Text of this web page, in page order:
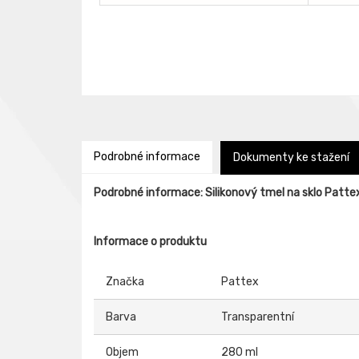
Podrobné informace Dokumenty ke stažení
Podrobné informace: Silikonový tmel na sklo
Informace o produktu
Značka Pattex
Barva Transparentní
Objem 280 ml